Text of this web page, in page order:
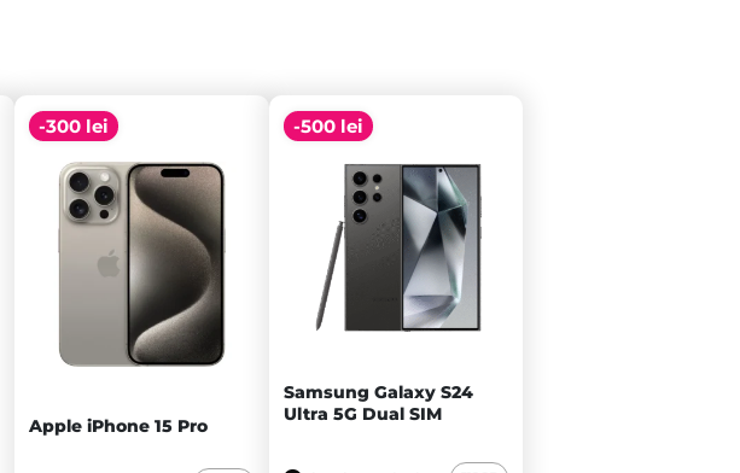
-300 lei
Apple iPhone 15 Pro
-500 lei
Samsung Galaxy S24
Ultra 5G Dual SIM